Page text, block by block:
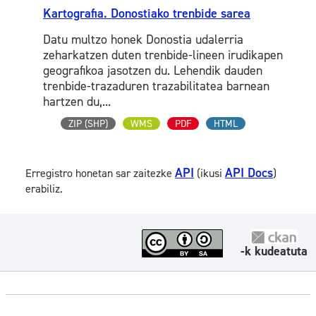
Kartografia. Donostiako trenbide sarea
Datu multzo honek Donostia udalerria
zeharkatzen duten trenbide-lineen irudikapen
geografikoa jasotzen du. Lehendik dauden
trenbide-trazaduren trazabilitatea barnean
hartzen du,...
ZIP (SHP) WMS PDF HTML
Erregistro honetan sar zaitezke API (ikusi API Docs)
erabiliz.
-k kudeatuta